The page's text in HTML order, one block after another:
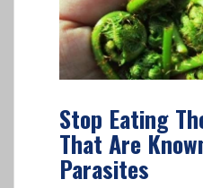
Stop Eating
That Are
Parasites